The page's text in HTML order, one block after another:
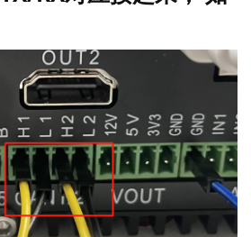
System
May 21 2025 17:14:17
free suspend thread
---- --------------
ref count
----------
0
Device     2